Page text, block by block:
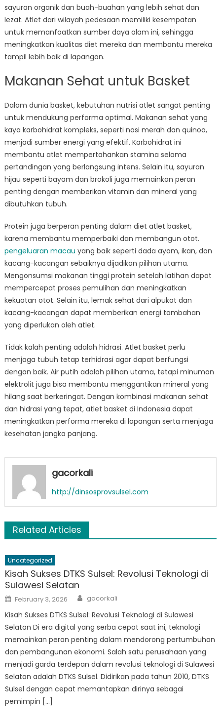
sayuran organik dan buah-buahan yang lebih sehat dan
lezat. Atlet dari wilayah pedesaan memiliki kesempatan
untuk memanfaatkan sumber daya alam ini, sehingga
meningkatkan kualitas diet mereka dan membantu mereka
tampil lebih baik di lapangan.
Makanan Sehat untuk Basket
Dalam dunia basket, kebutuhan nutrisi atlet sangat penting
untuk mendukung performa optimal. Makanan sehat yang
kaya karbohidrat kompleks, seperti nasi merah dan quinoa,
menjadi sumber energi yang efektif. Karbohidrat ini
membantu atlet mempertahankan stamina selama
pertandingan yang berlangsung intens. Selain itu, sayuran
hijau seperti bayam dan brokoli juga memainkan peran
penting dengan memberikan vitamin dan mineral yang
dibutuhkan tubuh.
Protein juga berperan penting dalam diet atlet basket,
karena membantu memperbaiki dan membangun otot.
pengeluaran macau yang baik seperti dada ayam, ikan, dan
kacang-kacangan sebaiknya dijadikan pilihan utama.
Mengonsumsi makanan tinggi protein setelah latihan dapat
mempercepat proses pemulihan dan meningkatkan
kekuatan otot. Selain itu, lemak sehat dari alpukat dan
kacang-kacangan dapat memberikan energi tambahan
yang diperlukan oleh atlet.
Tidak kalah penting adalah hidrasi. Atlet basket perlu
menjaga tubuh tetap terhidrasi agar dapat berfungsi
dengan baik. Air putih adalah pilihan utama, tetapi minuman
elektrolit juga bisa membantu menggantikan mineral yang
hilang saat berkeringat. Dengan kombinasi makanan sehat
dan hidrasi yang tepat, atlet basket di Indonesia dapat
meningkatkan performa mereka di lapangan serta menjaga
kesehatan jangka panjang.
gacorkali
http://dinsosprovsulsel.com
Related Articles
Uncategorized
Kisah Sukses DTKS Sulsel: Revolusi Teknologi di
Sulawesi Selatan
Posted
on
February 3, 2026 Author
gacorkali
Kisah Sukses DTKS Sulsel: Revolusi Teknologi di Sulawesi
Selatan Di era digital yang serba cepat saat ini, teknologi
memainkan peran penting dalam mendorong pertumbuhan
dan pembangunan ekonomi. Salah satu perusahaan yang
menjadi garda terdepan dalam revolusi teknologi di Sulawesi
Selatan adalah DTKS Sulsel. Didirikan pada tahun 2010, DTKS
Sulsel dengan cepat memantapkan dirinya sebagai
pemimpin […]